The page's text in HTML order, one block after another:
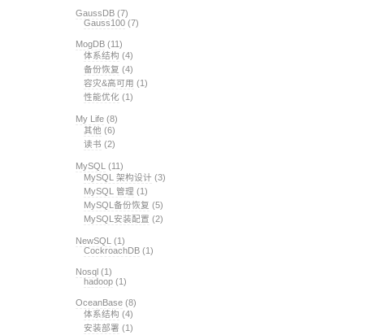
GaussDB (7)
Gauss100 (7)
MogDB (11)
体系结构 (4)
备份恢复 (4)
容灾&高可用 (1)
性能优化 (1)
My Life (8)
其他 (6)
读书 (2)
MySQL (11)
MySQL 架构设计 (3)
MySQL 管理 (1)
MySQL备份恢复 (5)
MySQL安装配置 (2)
NewSQL (1)
CockroachDB (1)
Nosql (1)
hadoop (1)
OceanBase (8)
体系结构 (4)
安装部署 (1)